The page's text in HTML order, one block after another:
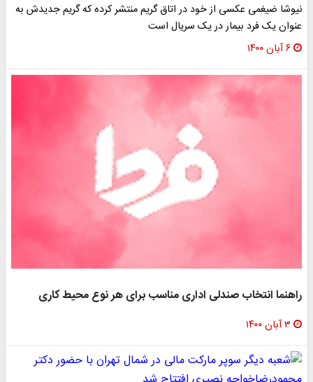
نیوشا ضیغمی عکسی از خود در اتاق گریم منتشر کرده که گریم جدیدش به
عنوان یک فرد بیمار در یک سریال است
۶ آبان ۱۴۰۰
راهنما انتخاب صندلی اداری مناسب برای هر نوع محیط کاری
۳ آبان ۱۴۰۰